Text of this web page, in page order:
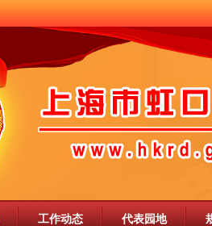
工作动态 代表园地